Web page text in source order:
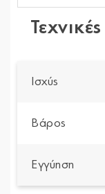
Ισχύς
Βάρος
Εγγύηση